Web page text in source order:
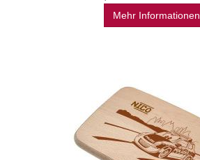
Mehr Informationen